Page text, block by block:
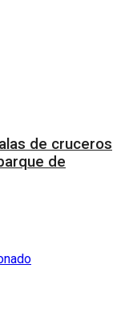
de cruceros
de